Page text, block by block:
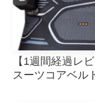
【1週間経過レ
スーツコアベル